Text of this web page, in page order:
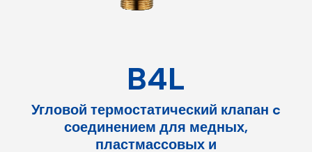
B4L
Угловой термостатический клапан c
соединением для медных,
пластмассовых и